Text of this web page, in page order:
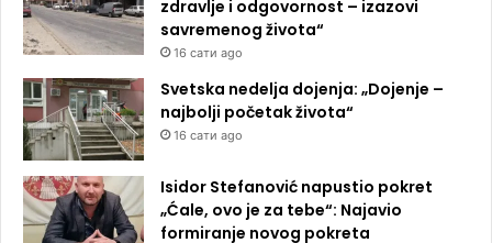
zdravlje i odgovornost – izazovi
savremenog života“
16 сати ago
Svetska nedelja dojenja: „Dojenje –
najbolji početak života“
16 сати ago
Isidor Stefanović napustio pokret
„Ćale, ovo je za tebe“: Najavio
formiranje novog pokreta